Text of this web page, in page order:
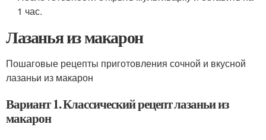
1 час.
Лазанья из макарон
Пошаговые рецепты приготовления сочной и вкусной
лазаньи из макарон
Вариант 1. Классический рецепт лазаньи из
макарон